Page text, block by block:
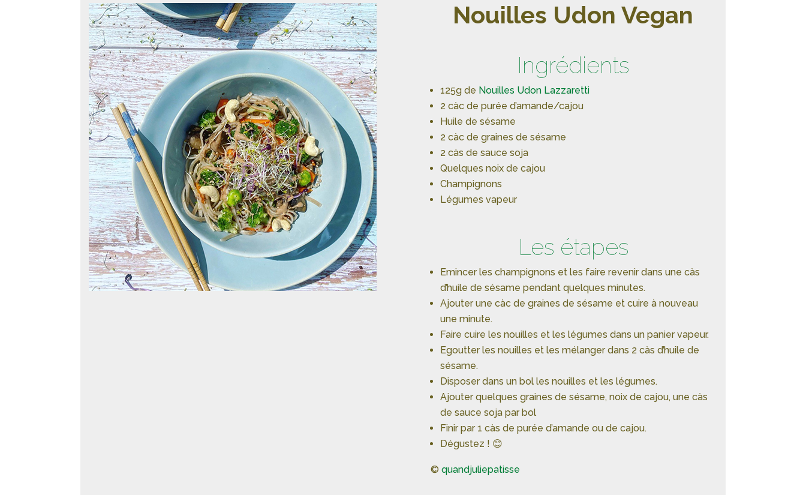
Nouilles Udon Vegan
Ingrédients
125g de Nouilles Udon Lazzaretti
2 càc de purée d’amande/cajou
Huile de sésame
2 càc de graines de sésame
2 càs de sauce soja
Quelques noix de cajou
Champignons
Légumes vapeur
Les étapes
Emincer les champignons et les faire revenir dans une càs
d’huile de sésame pendant quelques minutes.
Ajouter une càc de graines de sésame et cuire à nouveau
une minute.
Faire cuire les nouilles et les légumes dans un panier vapeur.
Egoutter les nouilles et les mélanger dans 2 càs d’huile de
sésame.
Disposer dans un bol les nouilles et les légumes.
Ajouter quelques graines de sésame, noix de cajou, une càs
de sauce soja par bol
Finir par 1 càs de purée d’amande ou de cajou.
Dégustez ! 😊
© quandjuliepatisse